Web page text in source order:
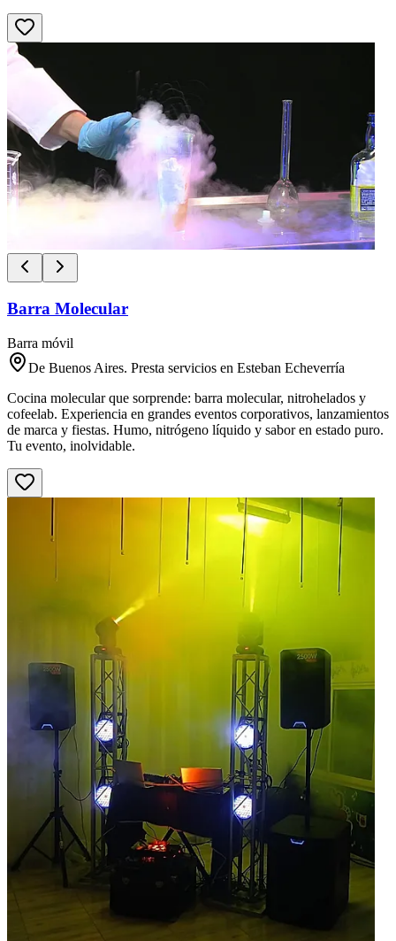
Barra Molecular
Barra móvil
De Buenos Aires. Presta servicios en Esteban Echeverría
Cocina molecular que sorprende: barra molecular, nitrohelados y
cofeelab. Experiencia en grandes eventos corporativos, lanzamientos
de marca y fiestas. Humo, nitrógeno líquido y sabor en estado puro.
Tu evento, inolvidable.